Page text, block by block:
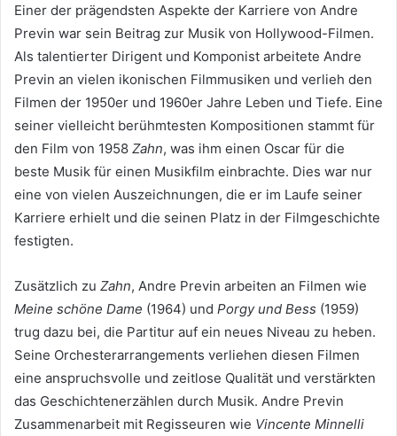
Einer der prägendsten Aspekte der Karriere von Andre
Previn war sein Beitrag zur Musik von Hollywood-Filmen.
Als talentierter Dirigent und Komponist arbeitete Andre
Previn an vielen ikonischen Filmmusiken und verlieh den
Filmen der 1950er und 1960er Jahre Leben und Tiefe. Eine
seiner vielleicht berühmtesten Kompositionen stammt für
den Film von 1958 Zahn, was ihm einen Oscar für die
beste Musik für einen Musikfilm einbrachte. Dies war nur
eine von vielen Auszeichnungen, die er im Laufe seiner
Karriere erhielt und die seinen Platz in der Filmgeschichte
festigten.
Zusätzlich zu Zahn, Andre Previn arbeiten an Filmen wie
Meine schöne Dame (1964) und Porgy und Bess (1959)
trug dazu bei, die Partitur auf ein neues Niveau zu heben.
Seine Orchesterarrangements verliehen diesen Filmen
eine anspruchsvolle und zeitlose Qualität und verstärkten
das Geschichtenerzählen durch Musik. Andre Previn
Zusammenarbeit mit Regisseuren wie Vincente Minnelli